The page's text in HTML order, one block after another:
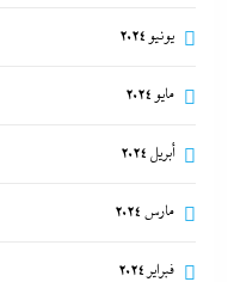
يونيو 2024
مايو 2024
أبريل 2024
مارس 2024
فبراير 2024